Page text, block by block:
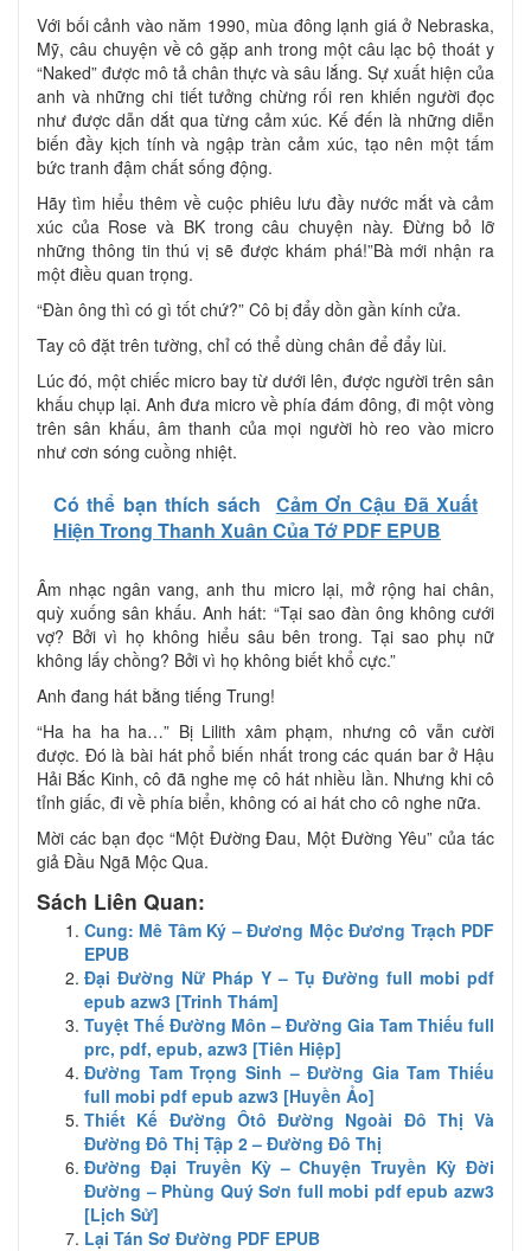
Với bối cảnh vào năm 1990, mùa đông lạnh giá ở Nebraska,
Mỹ, câu chuyện về cô gặp anh trong một câu lạc bộ thoát y
“Naked” được mô tả chân thực và sâu lắng. Sự xuất hiện của
anh và những chi tiết tưởng chừng rối ren khiến người đọc
như được dẫn dắt qua từng cảm xúc. Kế đến là những diễn
biến đầy kịch tính và ngập tràn cảm xúc, tạo nên một tấm
bức tranh đậm chất sống động.
Hãy tìm hiểu thêm về cuộc phiêu lưu đầy nước mắt và cảm
xúc của Rose và BK trong câu chuyện này. Đừng bỏ lỡ
những thông tin thú vị sẽ được khám phá!”Bà mới nhận ra
một điều quan trọng.
“Đàn ông thì có gì tốt chứ?” Cô bị đẩy dồn gần kính cửa.
Tay cô đặt trên tường, chỉ có thể dùng chân để đẩy lùi.
Lúc đó, một chiếc micro bay từ dưới lên, được người trên sân
khấu chụp lại. Anh đưa micro về phía đám đông, đi một vòng
trên sân khấu, âm thanh của mọi người hò reo vào micro
như cơn sóng cuồng nhiệt.
Có thể bạn thích sách
Cảm Ơn Cậu Đã Xuất
Hiện Trong Thanh Xuân Của Tớ PDF EPUB
Âm nhạc ngân vang, anh thu micro lại, mở rộng hai chân,
quỳ xuống sân khấu. Anh hát: “Tại sao đàn ông không cưới
vợ? Bởi vì họ không hiểu sâu bên trong. Tại sao phụ nữ
không lấy chồng? Bởi vì họ không biết khổ cực.”
Anh đang hát bằng tiếng Trung!
“Ha ha ha ha…” Bị Lilith xâm phạm, nhưng cô vẫn cười
được. Đó là bài hát phổ biến nhất trong các quán bar ở Hậu
Hải Bắc Kinh, cô đã nghe mẹ cô hát nhiều lần. Nhưng khi cô
tỉnh giấc, đi về phía biển, không có ai hát cho cô nghe nữa.
Mời các bạn đọc “Một Đường Đau, Một Đường Yêu” của tác
giả Đầu Ngã Mộc Qua.
Sách Liên Quan:
Cung: Mê Tâm Ký – Đương Mộc Đương Trạch PDF
EPUB
Đại Đường Nữ Pháp Y – Tụ Đường full mobi pdf
epub azw3 [Trinh Thám]
Tuyệt Thế Đường Môn – Đường Gia Tam Thiếu full
prc, pdf, epub, azw3 [Tiên Hiệp]
Đường Tam Trọng Sinh – Đường Gia Tam Thiếu
full mobi pdf epub azw3 [Huyền Ảo]
Thiết Kế Đường Ôtô Đường Ngoài Đô Thị Và
Đường Đô Thị Tập 2 – Đường Đô Thị
Đường Đại Truyền Kỳ – Chuyện Truyền Kỳ Đời
Đường – Phùng Quý Sơn full mobi pdf epub azw3
[Lịch Sử]
Lại Tán Sơ Đường PDF EPUB